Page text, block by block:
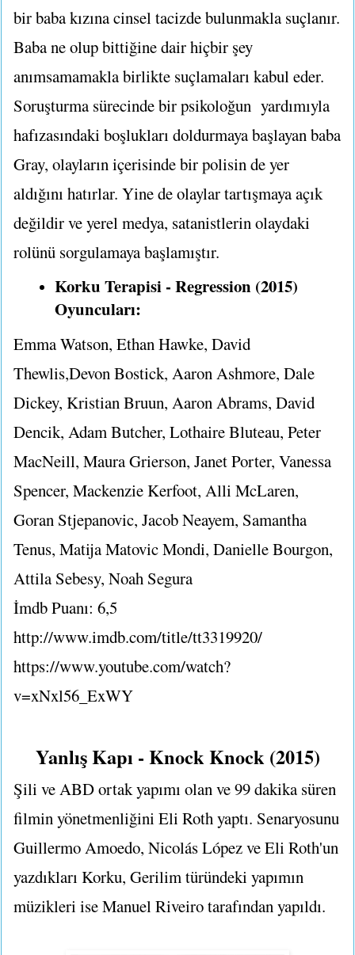
bir baba kızına cinsel tacizde bulunmakla suçlanır.
Baba ne olup bittiğine dair hiçbir şey
anımsamamakla birlikte suçlamaları kabul eder.
Soruşturma sürecinde bir psikoloğun yardımıyla
hafızasındaki boşlukları doldurmaya başlayan baba
Gray, olayların içerisinde bir polisin de yer
aldığını hatırlar. Yine de olaylar tartışmaya açık
değildir ve yerel medya, satanistlerin olaydaki
rolünü sorgulamaya başlamıştır.
Korku Terapisi - Regression (2015)
Oyuncuları:
Emma Watson, Ethan Hawke, David
Thewlis,Devon Bostick, Aaron Ashmore, Dale
Dickey, Kristian Bruun, Aaron Abrams, David
Dencik, Adam Butcher, Lothaire Bluteau, Peter
MacNeill, Maura Grierson, Janet Porter, Vanessa
Spencer, Mackenzie Kerfoot, Alli McLaren,
Goran Stjepanovic, Jacob Neayem, Samantha
Tenus, Matija Matovic Mondi, Danielle Bourgon,
Attila Sebesy, Noah Segura
İmdb Puanı: 6,5
http://www.imdb.com/title/tt3319920/
https://www.youtube.com/watch?
v=xNxl56_ExWY
Yanlış Kapı - Knock Knock (2015)
Şili ve ABD ortak yapımı olan ve 99 dakika süren
filmin yönetmenliğini Eli Roth yaptı. Senaryosunu
Guillermo Amoedo, Nicolás López ve Eli Roth'un
yazdıkları Korku, Gerilim türündeki yapımın
müzikleri ise Manuel Riveiro tarafından yapıldı.